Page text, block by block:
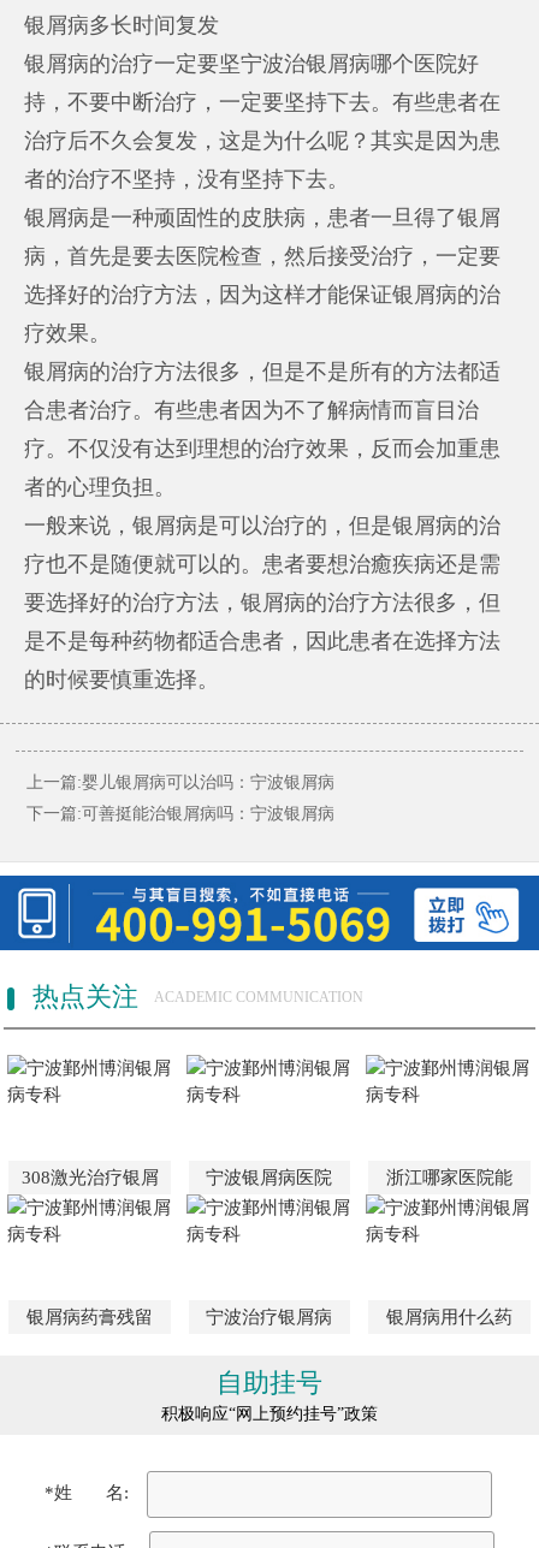
银屑病多长时间复发
银屑病的治疗一定要坚宁波治银屑病哪个医院好
持，不要中断治疗，一定要坚持下去。有些患者在
治疗后不久会复发，这是为什么呢？其实是因为患
者的治疗不坚持，没有坚持下去。
银屑病是一种顽固性的皮肤病，患者一旦得了银屑
病，首先是要去医院检查，然后接受治疗，一定要
选择好的治疗方法，因为这样才能保证银屑病的治
疗效果。
银屑病的治疗方法很多，但是不是所有的方法都适
合患者治疗。有些患者因为不了解病情而盲目治
疗。不仅没有达到理想的治疗效果，反而会加重患
者的心理负担。
一般来说，银屑病是可以治疗的，但是银屑病的治
疗也不是随便就可以的。患者要想治癒疾病还是需
要选择好的治疗方法，银屑病的治疗方法很多，但
是不是每种药物都适合患者，因此患者在选择方法
的时候要慎重选择。
上一篇:婴儿银屑病可以治吗：宁波银屑病
下一篇:可善挺能治银屑病吗：宁波银屑病
热点关注 ACADEMIC COMMUNICATION
308激光治疗银屑 宁波银屑病医院 浙江哪家医院能
银屑病药膏残留 宁波治疗银屑病 银屑病用什么药
自助挂号
积极响应“网上预约挂号”政策
*姓 名: